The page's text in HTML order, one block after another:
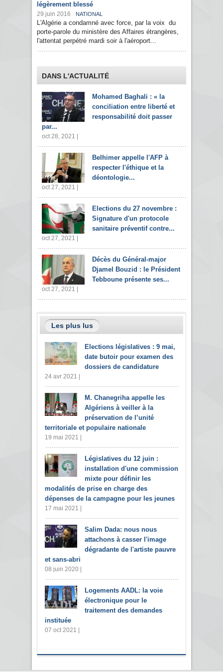
légèrement blessé
29 juin 2016 NATIONAL
L'Algérie a condamné avec force, par la voix du
porte-parole du ministère des Affaires étrangères,
l'attentat perpétré mardi soir à l'aéroport...
DANS L'ACTUALITÉ
Mohamed Baghali : « la
conciliation entre liberté et
responsabilité doit passer
par...
oct 28, 2021 |
Belhimer appelle l'AFP à
respecter l'éthique et la
déontologie...
oct 27, 2021 |
Elections du 27 novembre :
Signature d'un protocole
sanitaire préventif contre...
oct 27, 2021 |
Décès du Général-major
Djamel Bouzid : le Président
Tebboune présente ses...
oct 27, 2021 |
Les plus lus
Elections législatives : 9 mai,
date butoir pour examen des
dossiers de candidature
24 avr 2021 |
M. Chanegriha appelle les
Algériens à veiller à la
préservation de l’unité
territoriale et populaire nationale
19 mai 2021 |
Législatives du 12 juin :
installation d'une commission
mixte pour définir les
modalités de prise en charge des
dépenses de la campagne pour les jeunes
17 mai 2021 |
Salim Dada: nous nous
attachons à casser l'image
dégradante de l'artiste pauvre
et sans-abri
08 juin 2020 |
Logements AADL: la voie
électronique pour le
traitement des demandes
instituée
07 oct 2021 |